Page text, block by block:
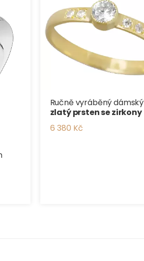
Ručně vyráběný dámský
zlatý prsten se zirkony
6 380 Kč